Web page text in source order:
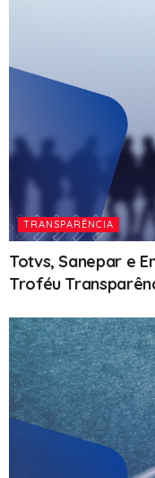
TRANSPARÊNCIA
Totvs, Sanepar e
Troféu